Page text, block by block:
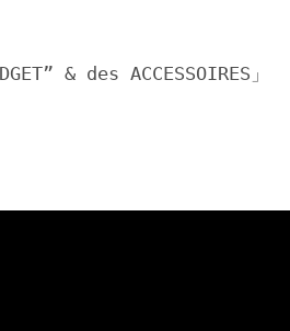
& des ACCESSOIRES」